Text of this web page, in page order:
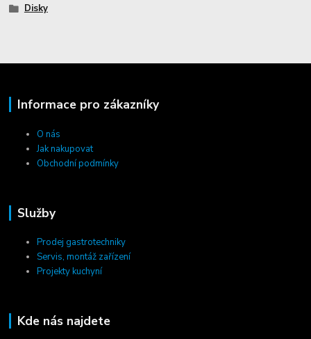
Disky
Informace pro zákazníky
O nás
Jak nakupovat
Obchodní podmínky
Služby
Prodej gastrotechniky
Servis, montáž zařízení
Projekty kuchyní
Kde nás najdete